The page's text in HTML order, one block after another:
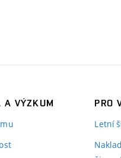
A VÝZKUM
PRO
Letní